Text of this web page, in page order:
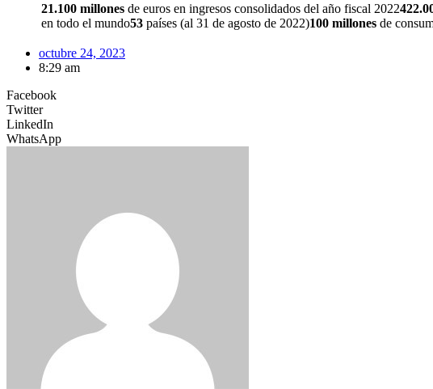
21.100 millones de euros en ingresos consolidados del año fiscal 2022
en todo el mundo53 países (al 31 de agosto de 2022)100 millones de
octubre 24, 2023
8:29 am
Facebook
Twitter
LinkedIn
WhatsApp